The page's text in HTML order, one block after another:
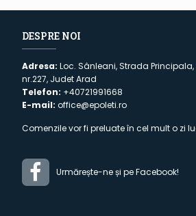
DESPRE NOI
Adresa: Loc. Sânleani, Strada Principala,
nr.227, Judet Arad
Telefon: +40721991668
E-mail: office@epoleti.ro
Comenzile vor fi preluate în cel mult o zi
Urmărește-ne și pe Facebook!